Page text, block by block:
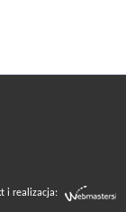
i realizacja: